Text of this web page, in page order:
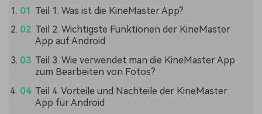
Teil 1. Was ist die KineMaster App?
Teil 2. Wichtigste Funktionen der KineMaster
App auf Android
Teil 3. Wie verwendet man die KineMaster App
zum Bearbeiten von Fotos?
Teil 4. Vorteile und Nachteile der KineMaster
App für Android